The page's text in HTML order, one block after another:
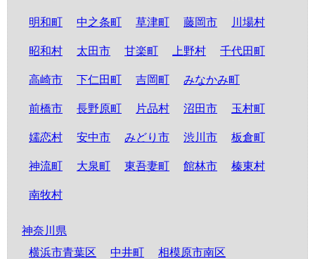
明和町 中之条町 草津町 藤岡市 川場村
昭和村 太田市 甘楽町 上野村 千代田町
高崎市 下仁田町 吉岡町 みなかみ町
前橋市 長野原町 片品村 沼田市 玉村町
嬬恋村 安中市 みどり市 渋川市 板倉町
神流町 大泉町 東吾妻町 館林市 榛東村
南牧村
神奈川県
横浜市青葉区
中井町 相模原市南区